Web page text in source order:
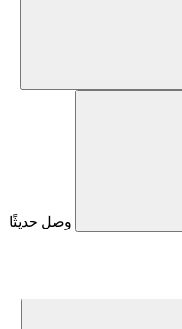
وصل حديثًا